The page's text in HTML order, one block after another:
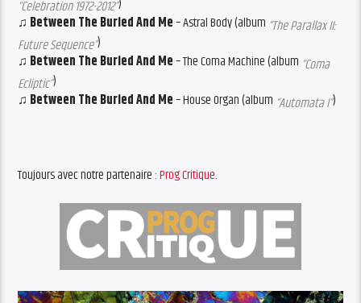
“Celebration 1972-2012”
♫ Between The Buried And Me– Astral Body (album “The Parallax II:
Future Sequence”)
♫ Between The Buried And Me– The Coma Machine (album “Coma
Ecliptic”)
♫ Between The Buried And Me– House Organ (album “Automata I”)
Toujours avec notre partenaire :Prog Critique.